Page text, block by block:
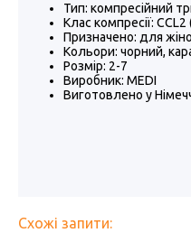
Тип: компресійний
Клас компресії: CCL2
Призначено: для
Кольори: чорний,
Розмір: 2-7
Виробник: MEDI
Виготовлено у
Схожі запити: